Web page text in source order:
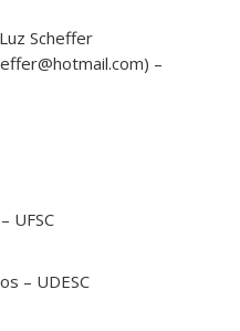
Scheffer
–
UFSC
– UDESC